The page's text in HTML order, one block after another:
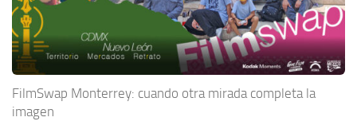
FilmSwap Monterrey: cuando otra mirada completa la
imagen